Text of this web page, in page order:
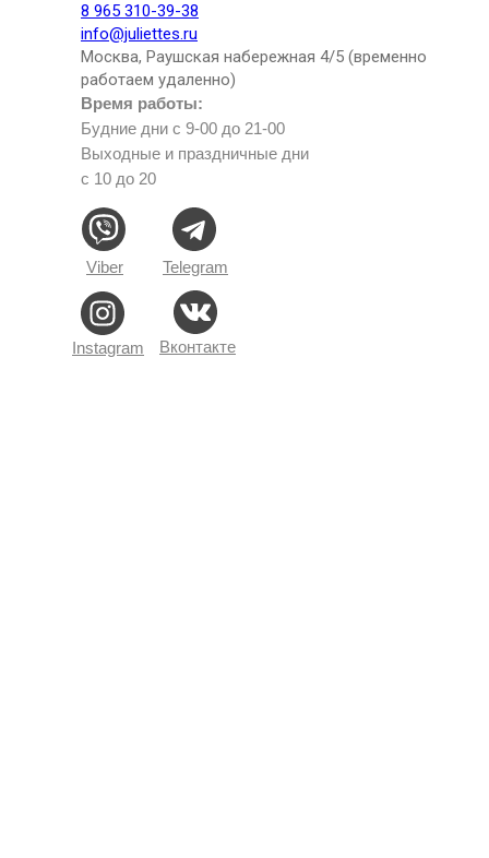
Время работы:
Будние дни с 9-00 до 21-00
Выходные и праздничные дни
с 10 до 20
Telegram
Viber
Instagram
8 965 310-39-38
info@juliettes.ru
Москва, Раушская набережная 4/5 (временно
работаем удаленно)
Вконтакте